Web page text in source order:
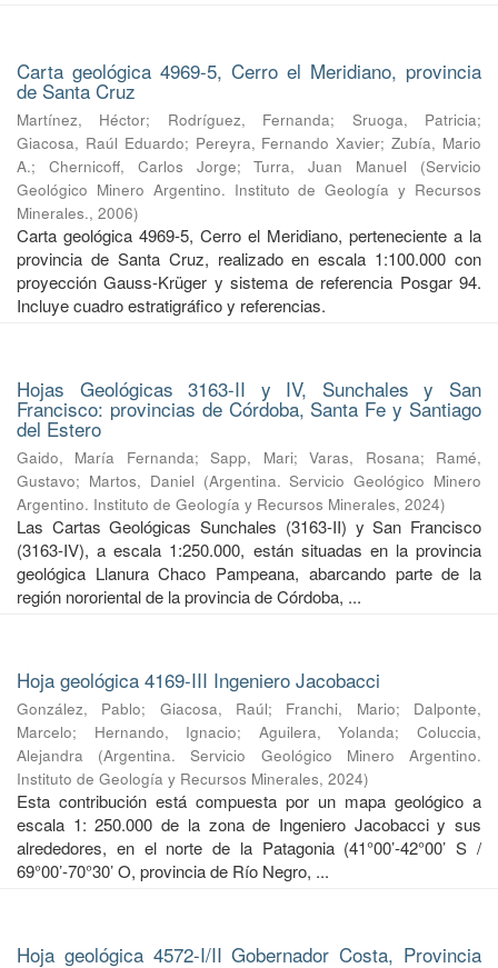
Carta geológica 4969-5, Cerro el Meridiano, provincia
de Santa Cruz
Martínez, Héctor; Rodríguez, Fernanda; Sruoga, Patricia;
Giacosa, Raúl Eduardo; Pereyra, Fernando Xavier;Zubía, Mario
A.; Chernicoff, Carlos Jorge;Turra, Juan Manuel (Servicio
Geológico Minero Argentino. Instituto de Geología y Recursos
Minerales., 2006)
Carta geológica 4969-5, Cerro el Meridiano, perteneciente a la
provincia de Santa Cruz, realizado en escala 1:100.000 con
proyección Gauss-Krüger y sistema de referencia Posgar 94.
Incluye cuadro estratigráfico y referencias.
Hojas Geológicas 3163-II y IV, Sunchales y San
Francisco: provincias de Córdoba, Santa Fe y Santiago
del Estero
Gaido, María Fernanda;Sapp, Mari;Varas, Rosana; Ramé,
Gustavo; Martos, Daniel (Argentina. Servicio Geológico Minero
Argentino. Instituto de Geología y Recursos Minerales, 2024)
Las Cartas Geológicas Sunchales (3163-II) y San Francisco
(3163-IV), a escala 1:250.000, están situadas en la provincia
geológica Llanura Chaco Pampeana, abarcando parte de la
región nororiental de la provincia de Córdoba, ...
Hoja geológica 4169-III Ingeniero Jacobacci
González, Pablo; Giacosa, Raúl; Franchi, Mario; Dalponte,
Marcelo; Hernando, Ignacio; Aguilera, Yolanda;Coluccia,
Alejandra
(Argentina. Servicio Geológico Minero Argentino.
Instituto de Geología y Recursos Minerales, 2024)
Esta contribución está compuesta por un mapa geológico a
escala 1: 250.000 de la zona de Ingeniero Jacobacci y sus
alrededores, en el norte de la Patagonia (41°00’-42°00’ S /
69°00’-70°30’ O, provincia de Río Negro, ...
Hoja geológica 4572-I/II Gobernador Costa, Provincia